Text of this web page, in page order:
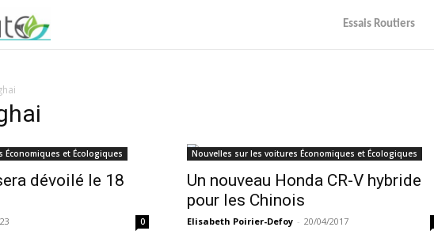
Essais Routiers
et Écologiques
dévoilé le 18
0
Nouvelles sur les voitures Économiques et Écologiques
Un nouveau Honda CR-V hybride
pour les Chinois
Elisabeth Poirier-Defoy - 20/04/2017